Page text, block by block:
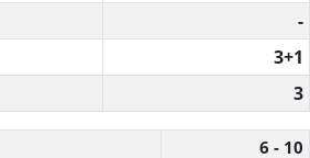
-
3+1
3
6 - 10